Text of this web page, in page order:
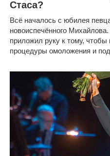
Стаса?
Всё началось с юбилея
новоиспечённого
приложил руку к тому,
процедуры омоложения и